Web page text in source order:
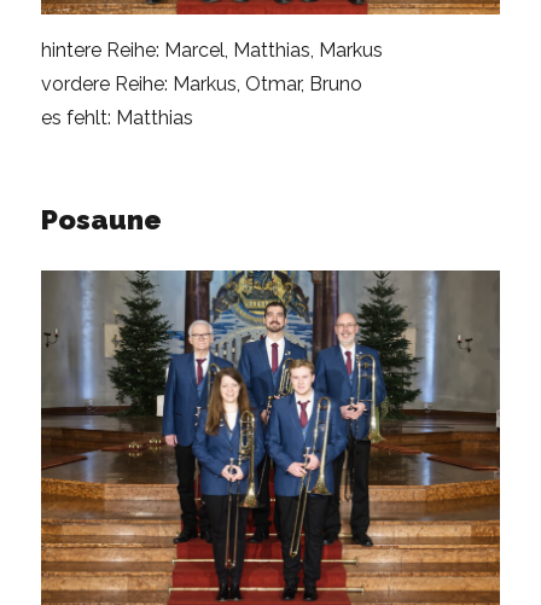
hintere Reihe: Marcel, Matthias, Markus
vordere Reihe: Markus, Otmar, Bruno
es fehlt: Matthias
Posaune